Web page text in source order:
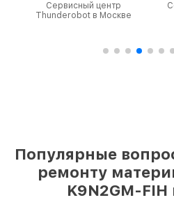
Сервисный центр
Thunderobot в Москве
Популярные
ремонту
K9N2GM-